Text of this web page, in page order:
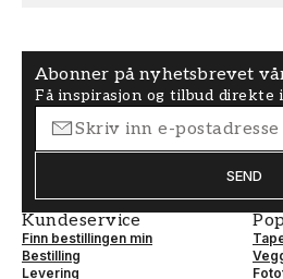
Abonner på nyhetsbrevet
Få inspirasjon og tilbud direkte
SEND
Kundeservice
Finn bestillingen min
Bestilling
Levering